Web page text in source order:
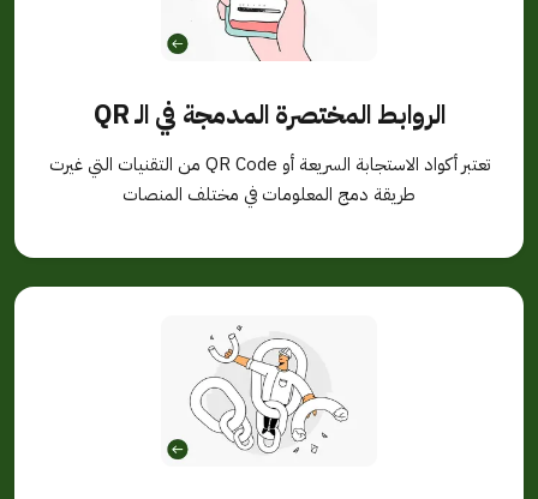
الروابط المختصرة المدمجة في الـ QR
تعتبر أكواد الاستجابة السريعة أو QR Code من التقنيات التي غيرت
طريقة دمج المعلومات في مختلف المنصات